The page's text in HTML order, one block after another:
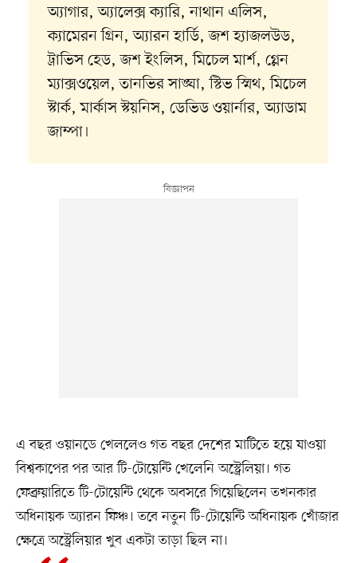
অ্যাগার, অ্যালেক্স ক্যারি, নাথান এলিস,
ক্যামেরন গ্রিন, অ্যারন হার্ডি, জশ হ্যাজলউড,
ট্রাভিস হেড, জশ ইংলিস, মিচেল মার্শ, গ্লেন
ম্যাক্সওয়েল, তানভির সাঙ্ঘা, স্টিভ স্মিথ, মিচেল
স্টার্ক, মার্কাস স্টয়নিস, ডেভিড ওয়ার্নার, অ্যাডাম
জাম্পা।
এ বছর ওয়ানডে খেললেও গত বছর দেশের মাটিতে হয়ে যাওয়া
বিশ্বকাপের পর আর টি-টোয়েন্টি খেলেনি অস্ট্রেলিয়া। গত
ফেব্রুয়ারিতে টি-টোয়েন্টি থেকে অবসরে গিয়েছিলেন তখনকার
অধিনায়ক অ্যারন ফিঞ্চ। তবে নতুন টি-টোয়েন্টি অধিনায়ক খোঁজার
ক্ষেত্রে অস্ট্রেলিয়ার খুব একটা তাড়া ছিল না।